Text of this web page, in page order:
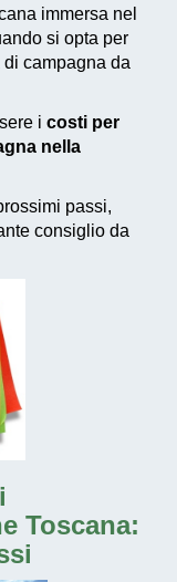
immersa nel
si opta per
campagna da
i costi per
nella
passi,
consiglio da
Toscana: